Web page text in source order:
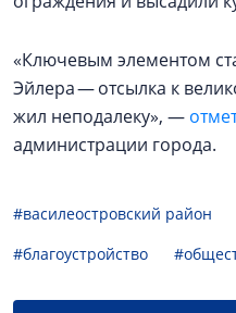
«Ключевым элементом
Эйлера — отсылка к
жил неподалеку», —
администрации города.
#василеостровский район
#благоустройство